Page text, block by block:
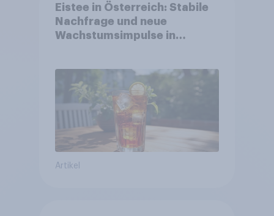
Eistee in Österreich: Stabile
Nachfrage und neue
Wachstumsimpulse in
Artikel